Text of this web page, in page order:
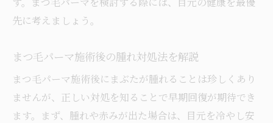
先に考えましょう。
まつ毛パーマ施術後の腫れ対処法を解説
まつ毛パーマ施術後にまぶたが腫れることは珍しくあり
ませんが、正しい対処を知ることで早期回復が期待でき
ます。まず、腫れや赤みが出た場合は、目元を冷やし安